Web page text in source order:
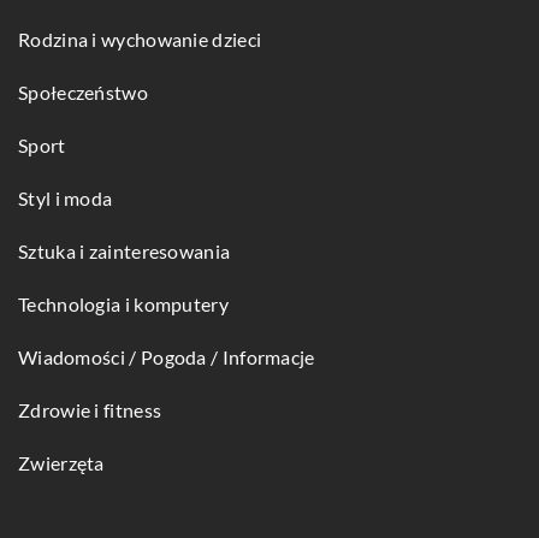
Rodzina i wychowanie dzieci
Społeczeństwo
Sport
Styl i moda
Sztuka i zainteresowania
Technologia i komputery
Wiadomości / Pogoda / Informacje
Zdrowie i fitness
Zwierzęta